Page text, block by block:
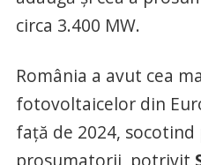
circa 3.400 MW.
România a avut cea
fotovoltaicelor din
față de 2024, socotind